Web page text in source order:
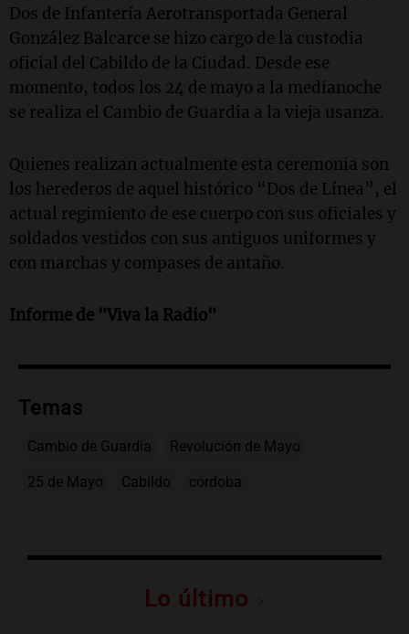
Dos de Infantería Aerotransportada General
González Balcarce se hizo cargo de la custodia
oficial del Cabildo de la Ciudad. Desde ese
momento, todos los 24 de mayo a la medianoche
se realiza el Cambio de Guardia a la vieja usanza.
Quienes realizan actualmente esta ceremonia son
los herederos de aquel histórico “Dos de Línea”, el
actual regimiento de ese cuerpo con sus oficiales y
soldados vestidos con sus antiguos uniformes y
con marchas y compases de antaño.
Informe de "Viva la Radio"
Temas
Cambio de Guardia Revolución de Mayo
25 de Mayo Cabildo cordoba
Lo último